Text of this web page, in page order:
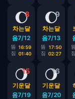
8
🌔
차는달
음7/12
뜸 16:59
짐 01:40
9
🌔
차는달
음7/13
뜸
17:50
짐 02:27
뜸
짐
15
🌖
기운달
음7/19
16
🌖
기운달
음7/20